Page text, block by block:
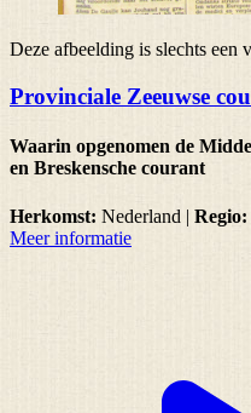
Deze afbeelding is slechts een
Provinciale Zeeuwse
Waarin opgenomen de
en Breskensche courant
Herkomst: Nederland | Regio:
Meer informatie